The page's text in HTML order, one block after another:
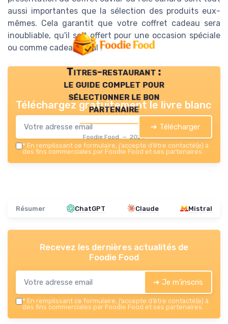
aussi importantes que la sélection des produits eux-
mêmes. Cela garantit que votre coffret cadeau sera
inoubliable, qu'il soit offert pour une occasion spéciale
ou comme cadeau idéal !
Titres-restaurant :
le guide complet pour
sélectionner le bon
partenaire
Foodie Food — 2026
Téléchargez gratuitement le livre blanc
➔ Télécharger
* En remplissant ce formulaire, j’accepte d’être contacté(e) à
des fins commerciales par Foodie Food et ses partenaires.
Résumer ChatGPT Claude Mistral
Recevez les dernières actualités de
Foodie Food
➔ Je m'inscris
* En remplissant ce formulaire, j’accepte d’être contacté(e) à
des fins commerciales par Foodie Food et ses partenaires.